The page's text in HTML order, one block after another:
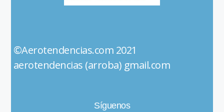
©Aerotendencias.com 2021
aerotendencias (arroba) gmail.com
Síguenos